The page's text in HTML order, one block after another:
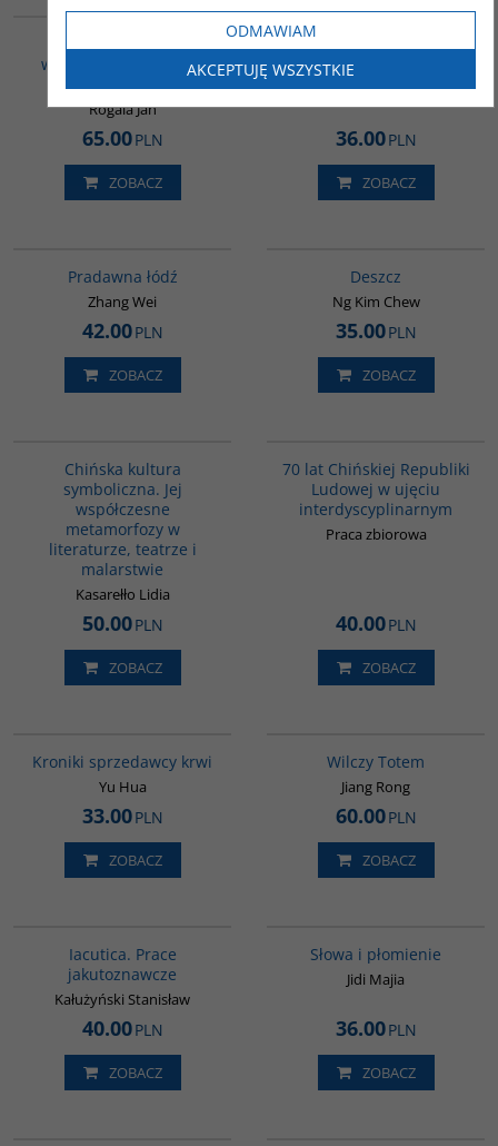
Podręcznik do nauki
współczesnego języka
mongolskiego
Rogala Jan
65.00PLN
ZOBACZ
Nie mam własnego
imienia. Opowiadania
Yu Hua
36.00PLN
ZOBACZ
Pradawna łódź
Zhang Wei
42.00PLN
ZOBACZ
Deszcz
Ng Kim Chew
35.00PLN
ZOBACZ
Chińska kultura
symboliczna. Jej
współczesne
metamorfozy w
literaturze, teatrze i
malarstwie
Kasarełło Lidia
50.00PLN
ZOBACZ
70 lat Chińskiej Republiki
Ludowej w ujęciu
interdyscyplinarnym
Praca zbiorowa
40.00PLN
ZOBACZ
Kroniki sprzedawcy krwi
Yu Hua
33.00PLN
ZOBACZ
Wilczy Totem
Jiang Rong
60.00PLN
ZOBACZ
Iacutica. Prace
jakutoznawcze
Kałużyński Stanisław
40.00PLN
ZOBACZ
Słowa i płomienie
Jidi Majia
36.00PLN
ZOBACZ
ODMAWIAM
AKCEPTUJĘ WSZYSTKIE